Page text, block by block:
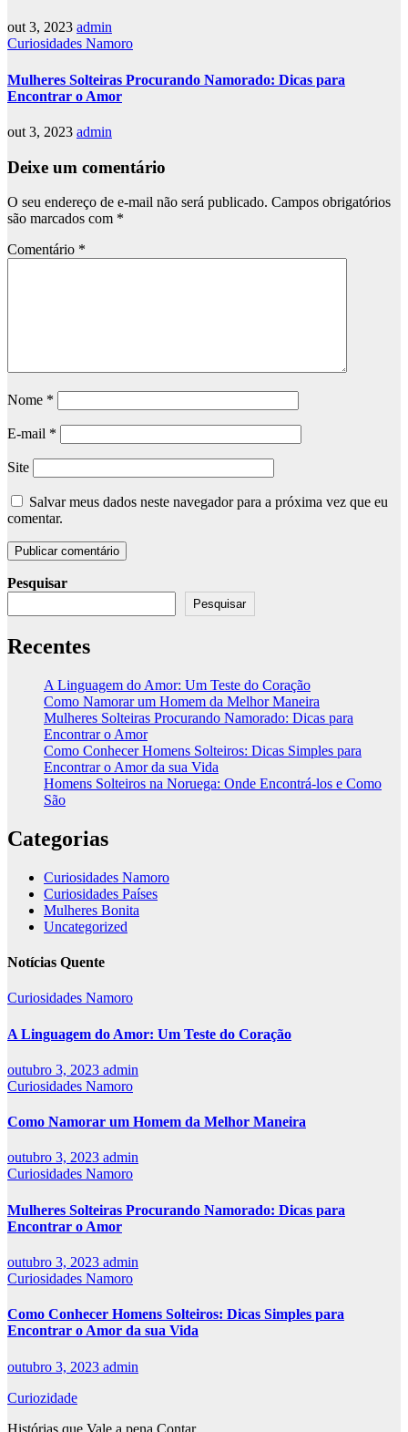
out 3, 2023 admin
Curiosidades Namoro
Mulheres Solteiras Procurando Namorado: Dicas para
Encontrar o Amor
out 3, 2023 admin
Deixe um comentário
O seu endereço de e-mail não será publicado. Campos obrigatórios
são marcados com *
Comentário *
Nome *
E-mail *
Site
Salvar meus dados neste navegador para a próxima vez que eu
comentar.
Pesquisar
Pesquisar
Recentes
A Linguagem do Amor: Um Teste do Coração
Como Namorar um Homem da Melhor Maneira
Mulheres Solteiras Procurando Namorado: Dicas para
Encontrar o Amor
Como Conhecer Homens Solteiros: Dicas Simples para
Encontrar o Amor da sua Vida
Homens Solteiros na Noruega: Onde Encontrá-los e Como
São
Categorias
Curiosidades Namoro
Curiosidades Países
Mulheres Bonita
Uncategorized
Notícias Quente
Curiosidades Namoro
A Linguagem do Amor: Um Teste do Coração
outubro 3, 2023 admin
Curiosidades Namoro
Como Namorar um Homem da Melhor Maneira
outubro 3, 2023 admin
Curiosidades Namoro
Mulheres Solteiras Procurando Namorado: Dicas para
Encontrar o Amor
outubro 3, 2023 admin
Curiosidades Namoro
Como Conhecer Homens Solteiros: Dicas Simples para
Encontrar o Amor da sua Vida
outubro 3, 2023 admin
Curiozidade
Histórias que Vale a pena Contar